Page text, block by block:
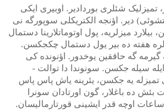
تمیزلیک شئلری بوردادیر. اوبیری ایکی
دیر. اؤنجه الکتریکلی سوپورگه نی
میزلریه، پول اوتوماتلارینا دستمال
لره هفته ده بیر یول دستمال چکجکسن.
گیرمه گه حاققین یوخدور. اؤنونده کی
سیله جکسن. سونوندا دا توالت -
تمیزله یه جکسن، یئرینه یاش پاس پاس
ده باغلار، گون اورتادان سونرا
ساعات اوچه قدر ایشینی قورتارمالیسان.